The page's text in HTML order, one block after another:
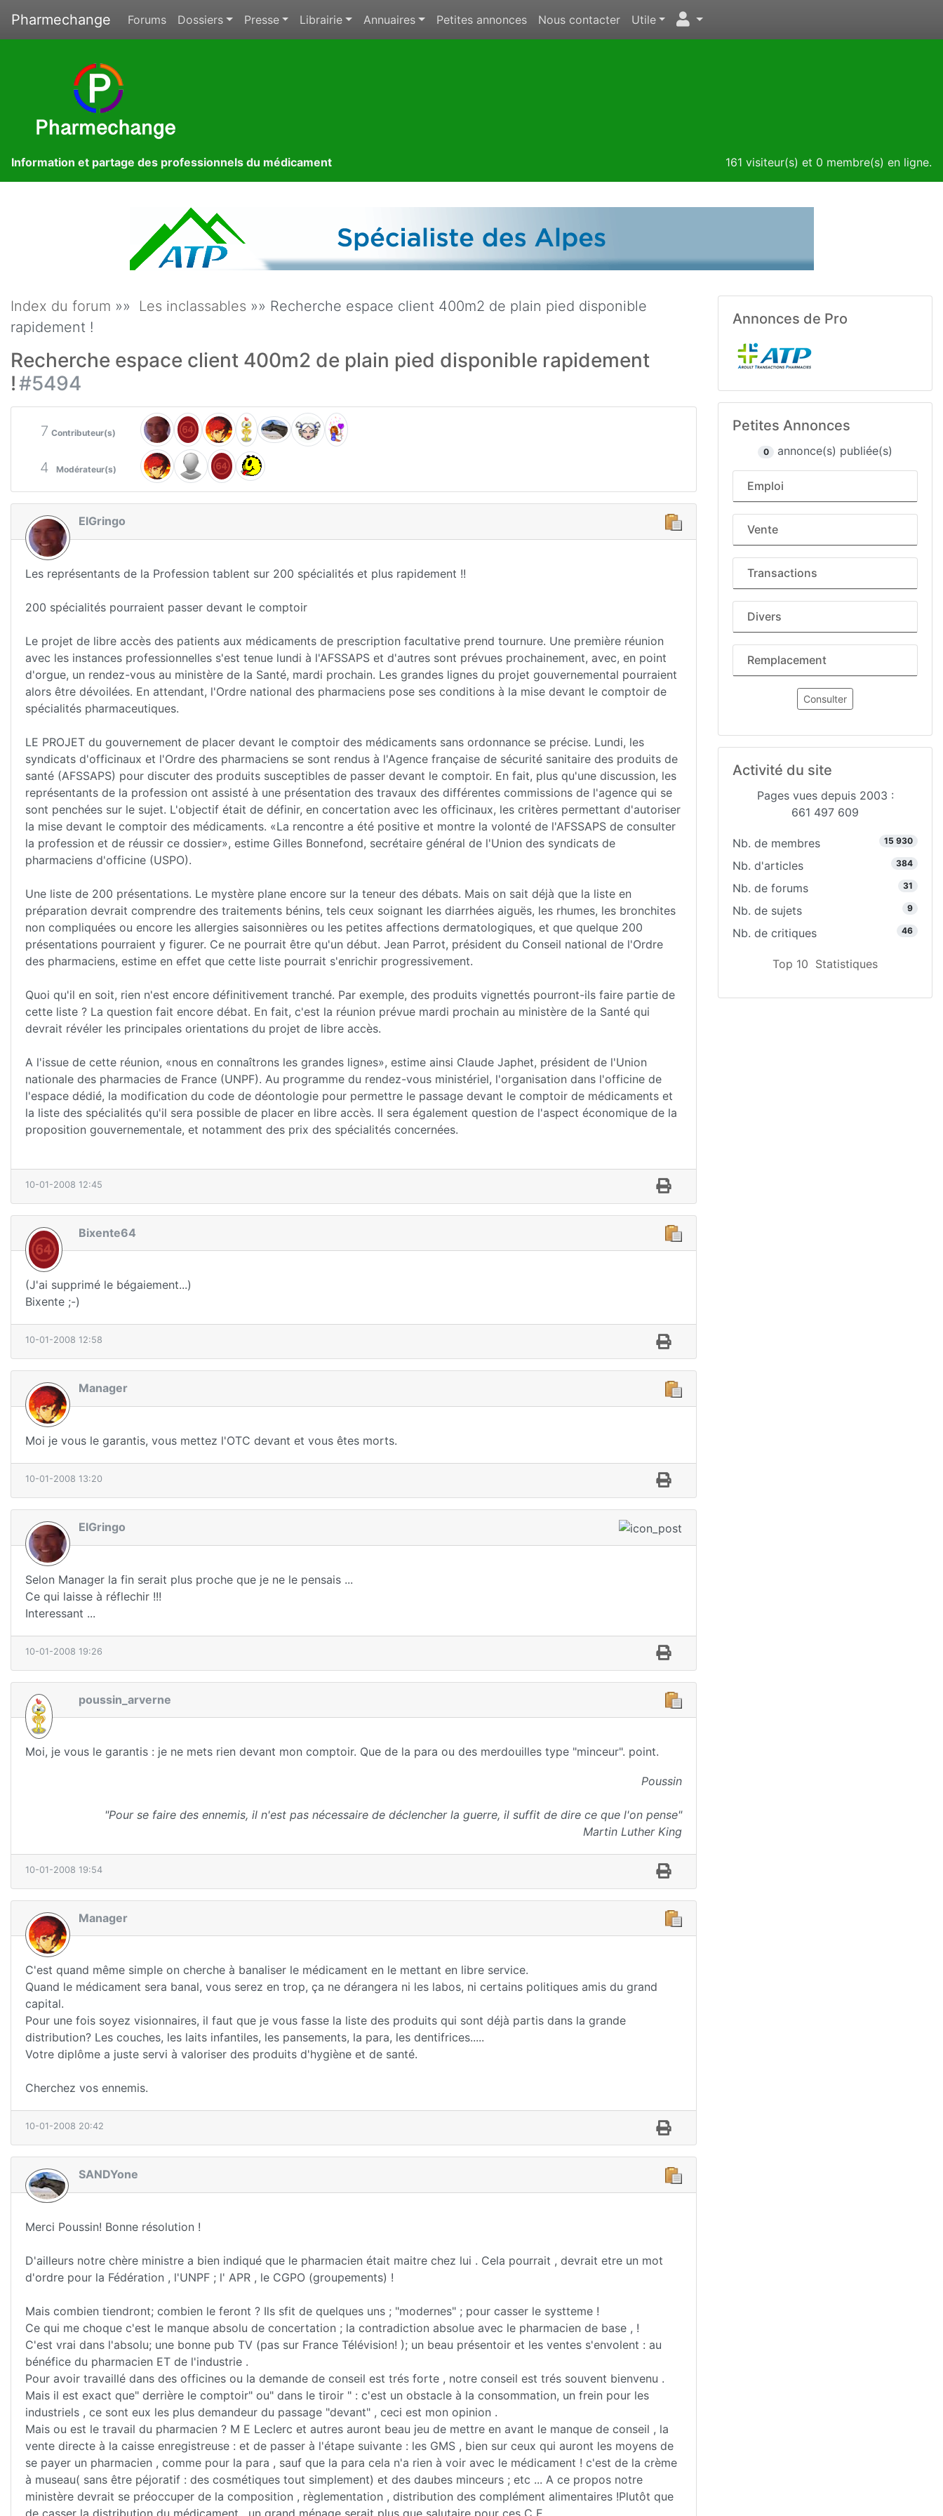
Pharmechange Forums Dossiers Presse Librairie Annuaires Petites annonces Nous contacter Utile
Information et partage des professionnels du médicament 161 visiteur(s) et 0 membre(s) en ligne.
Index du forum »» Les inclassables »» Recherche espace client 400m2 de plain pied disponible
rapidement !
Recherche espace client 400m2 de plain pied disponible rapidement
!#5494
7 Contributeur(s)
4 Modérateur(s)
ElGringo
Les représentants de la Profession tablent sur 200 spécialités et plus rapidement !!
200 spécialités pourraient passer devant le comptoir
Le projet de libre accès des patients aux médicaments de prescription facultative prend tournure. Une première réunion
avec les instances professionnelles s'est tenue lundi à l'AFSSAPS et d'autres sont prévues prochainement, avec, en point
d'orgue, un rendez-vous au ministère de la Santé, mardi prochain. Les grandes lignes du projet gouvernemental pourraient
alors être dévoilées. En attendant, l'Ordre national des pharmaciens pose ses conditions à la mise devant le comptoir de
spécialités pharmaceutiques.
LE PROJET du gouvernement de placer devant le comptoir des médicaments sans ordonnance se précise. Lundi, les
syndicats d'officinaux et l'Ordre des pharmaciens se sont rendus à l'Agence française de sécurité sanitaire des produits de
santé (AFSSAPS) pour discuter des produits susceptibles de passer devant le comptoir. En fait, plus qu'une discussion, les
représentants de la profession ont assisté à une présentation des travaux des différentes commissions de l'agence qui se
sont penchées sur le sujet. L'objectif était de définir, en concertation avec les officinaux, les critères permettant d'autoriser
la mise devant le comptoir des médicaments. «La rencontre a été positive et montre la volonté de l'AFSSAPS de consulter
la profession et de réussir ce dossier», estime Gilles Bonnefond, secrétaire général de l'Union des syndicats de
pharmaciens d'officine (USPO).
Une liste de 200 présentations. Le mystère plane encore sur la teneur des débats. Mais on sait déjà que la liste en
préparation devrait comprendre des traitements bénins, tels ceux soignant les diarrhées aiguës, les rhumes, les bronchites
non compliquées ou encore les allergies saisonnières ou les petites affections dermatologiques, et que quelque 200
présentations pourraient y figurer. Ce ne pourrait être qu'un début. Jean Parrot, président du Conseil national de l'Ordre
des pharmaciens, estime en effet que cette liste pourrait s'enrichir progressivement.
Quoi qu'il en soit, rien n'est encore définitivement tranché. Par exemple, des produits vignettés pourront-ils faire partie de
cette liste ? La question fait encore débat. En fait, c'est la réunion prévue mardi prochain au ministère de la Santé qui
devrait révéler les principales orientations du projet de libre accès.
A l'issue de cette réunion, «nous en connaîtrons les grandes lignes», estime ainsi Claude Japhet, président de l'Union
nationale des pharmacies de France (UNPF). Au programme du rendez-vous ministériel, l'organisation dans l'officine de
l'espace dédié, la modification du code de déontologie pour permettre le passage devant le comptoir de médicaments et
la liste des spécialités qu'il sera possible de placer en libre accès. Il sera également question de l'aspect économique de la
proposition gouvernementale, et notamment des prix des spécialités concernées.
10-01-2008 12:45
Bixente64
(J'ai supprimé le bégaiement...)
Bixente ;-)
10-01-2008 12:58
Manager
Moi je vous le garantis, vous mettez l'OTC devant et vous êtes morts.
10-01-2008 13:20
ElGringo
Selon Manager la fin serait plus proche que je ne le pensais ...
Ce qui laisse à réflechir !!!
Interessant ...
10-01-2008 19:26
poussin_arverne
Moi, je vous le garantis : je ne mets rien devant mon comptoir. Que de la para ou des merdouilles type "minceur". point.
Poussin
"Pour se faire des ennemis, il n'est pas nécessaire de déclencher la guerre, il suffit de dire ce que l'on pense"
Martin Luther King
10-01-2008 19:54
Manager
C'est quand même simple on cherche à banaliser le médicament en le mettant en libre service.
Quand le médicament sera banal, vous serez en trop, ça ne dérangera ni les labos, ni certains politiques amis du grand
capital.
Pour une fois soyez visionnaires, il faut que je vous fasse la liste des produits qui sont déjà partis dans la grande
distribution? Les couches, les laits infantiles, les pansements, la para, les dentifrices.....
Votre diplôme a juste servi à valoriser des produits d'hygiène et de santé.
Cherchez vos ennemis.
10-01-2008 20:42
SANDYone
Merci Poussin! Bonne résolution !
D'ailleurs notre chère ministre a bien indiqué que le pharmacien était maitre chez lui . Cela pourrait , devrait etre un mot
d'ordre pour la Fédération , l'UNPF ; l' APR , le CGPO (groupements) !
Mais combien tiendront; combien le feront ? Ils sfit de quelques uns ; "modernes" ; pour casser le systteme !
Ce qui me choque c'est le manque absolu de concertation ; la contradiction absolue avec le pharmacien de base , !
C'est vrai dans l'absolu; une bonne pub TV (pas sur France Télévision! ); un beau présentoir et les ventes s'envolent : au
bénéfice du pharmacien ET de l'industrie .
Pour avoir travaillé dans des officines ou la demande de conseil est trés forte , notre conseil est trés souvent bienvenu .
Mais il est exact que" derrière le comptoir" ou" dans le tiroir " : c'est un obstacle à la consommation, un frein pour les
industriels , ce sont eux les plus demandeur du passage "devant" , ceci est mon opinion .
Mais ou est le travail du pharmacien ? M E Leclerc et autres auront beau jeu de mettre en avant le manque de conseil , la
vente directe à la caisse enregistreuse : et de passer à l'étape suivante : les GMS , bien sur ceux qui auront les moyens de
se payer un pharmacien , comme pour la para , sauf que la para cela n'a rien à voir avec le médicament ! c'est de la crème
à museau( sans être péjoratif : des cosmétiques tout simplement) et des daubes minceurs ; etc ... A ce propos notre
ministère devrait se préoccuper de la composition , règlementation , distribution des complément alimentaires !Plutôt que
Annonces de Pro
Petites Annonces
0 annonce(s) publiée(s)
Emploi
Vente
Transactions
Divers
Remplacement
Consulter
Activité du site
Pages vues depuis 2003 :
661 497 609
Nb. de membres 15 930
Nb. d'articles 384
Nb. de forums 31
Nb. de sujets 9
Nb. de critiques 46
Top 10 Statistiques